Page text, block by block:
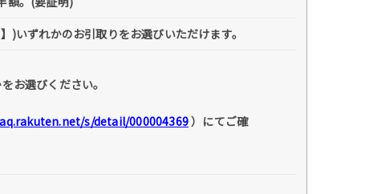
いずれかのお引取りをお選びいただけます。
お選びください。
s/detail/000004369）にてご確